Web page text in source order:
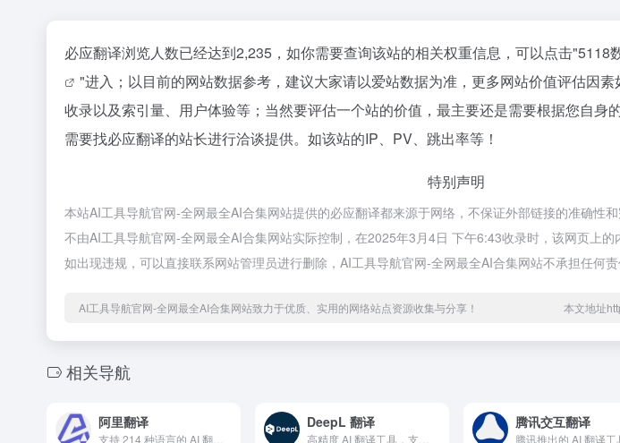
必应翻译浏览人数已经达到2,235，如你需要查询该站的相关权重信息，可以点击"5118
"进入；以目前的网站数据参考，建议大家请以爱站数据为准，更多网站价值评估因
收录以及索引量、用户体验等；当然要评估一个站的价值，最主要还是需要根据您自身
需要找必应翻译的站长进行洽谈提供。如该站的IP、PV、跳出率等！
特别声明
本站AI工具导航官网-全网最全AI合集网站提供的必应翻译都来源于网络，不保证外部链接的准确性
不由AI工具导航官网-全网最全AI合集网站实际控制，在2025年3月4日 下午6:43收录时，该网页上
如出现违规，可以直接联系网站管理员进行删除，AI工具导航官网-全网最全AI合集网站不承担任何责
AI工具导航官网-全网最全AI合集网站致力于优质、实用的网络站点资源收集与分享！ 本文地址
相关导航
阿里翻译 DeepL 翻译 腾讯交互翻译